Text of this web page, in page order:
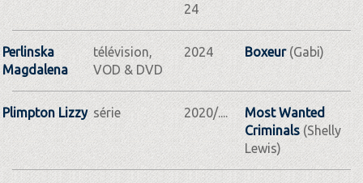
24
Perlinska
Magdalena
télévision,
VOD & DVD
2024 Boxeur(Gabi)
Plimpton Lizzy série 2020/....
Most Wanted
Criminals(Shelly
Lewis)